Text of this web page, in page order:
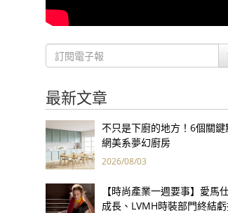
最新文章
不只是下廚的地方！6個關鍵
網美系夢幻廚房
2026/08/03
【時尚產業一週要事】愛馬
成長、LVMH時裝部門終結虧